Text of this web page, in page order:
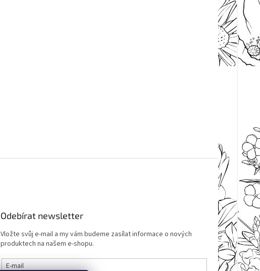
Odebírat newsletter
Vložte svůj e-mail a my vám budeme zasílat informace o nových
produktech na našem e-shopu.
E-mail